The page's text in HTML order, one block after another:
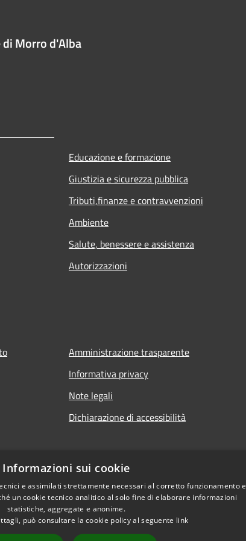
di Morro d'Alba
Educazione e formazione
Giustizia e sicurezza pubblica
Tributi,finanze e contravvenzioni
Ambiente
Salute, benessere e assistenza
Autorizzazioni
Amministrazione trasparente
Informativa privacy
Note legali
Dichiarazione di accessibilità
Informazioni sui cookie
e assimilati strettamente necessari al corretto funzionamento e
un cookie tecnico analitico al solo fine di elaborare informazioni
statistiche, aggregate e anonime.
può consultare la cookie policy al seguente link